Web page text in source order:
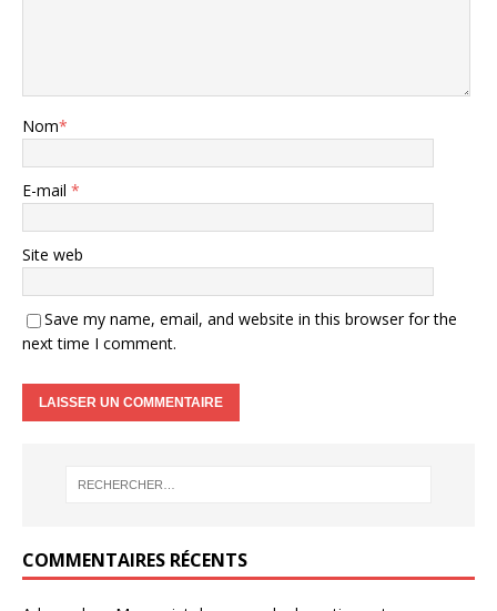
Nom*
E-mail *
Site web
Save my name, email, and website in this browser for the
next time I comment.
COMMENTAIRES RÉCENTS